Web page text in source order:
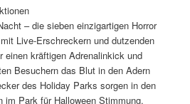
– die sieben einzigartigen Horror
Live-Erschreckern und dutzenden
einen kräftigen Adrenalinkick und
Besuchern das Blut in den Adern
des Holiday Parks sorgen in den
im Park für Halloween Stimmung.